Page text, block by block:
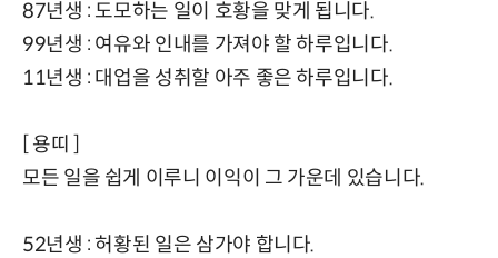
87년생 : 도모하는 일이 호황을 맞게 됩니다.
99년생 : 여유와 인내를 가져야 할 하루입니다.
11년생 : 대업을 성취할 아주 좋은 하루입니다.
[ 용띠 ]
모든 일을 쉽게 이루니 이익이 그 가운데 있습니다.
52년생 : 허황된 일은 삼가야 합니다.